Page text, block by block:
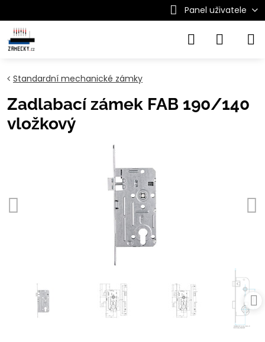
Panel uživatele
Standardní mechanické zámky
Zadlabací zámek FAB 190/140
vložkový